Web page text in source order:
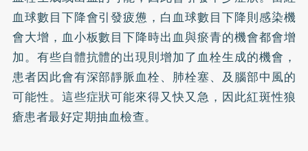
血球數目下降會引發疲憊，白血球數目下降則感染機
會大增，血小板數目下降時出血與瘀青的機會都會增
加。有些自體抗體的出現則增加了血栓生成的機會，
患者因此會有深部靜脈血栓、肺栓塞、及腦部中風的
可能性。這些症狀可能來得又快又急，因此紅斑性狼
瘡患者最好定期抽血檢查。